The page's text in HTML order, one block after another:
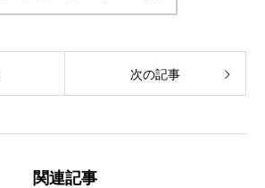
次の記事
関連記事